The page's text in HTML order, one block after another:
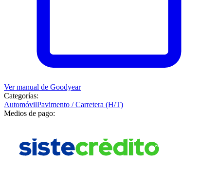
Ver manual de Goodyear
Categorías:
AutomóvilPavimento / Carretera (H/T)
Medios de pago: